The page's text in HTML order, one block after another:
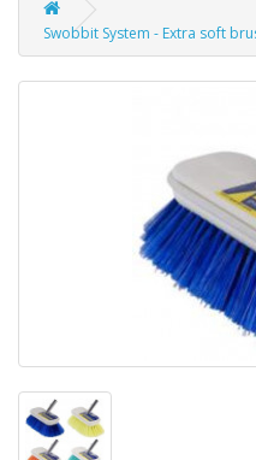
Swobbit System - Extra soft